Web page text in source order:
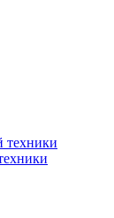
техники